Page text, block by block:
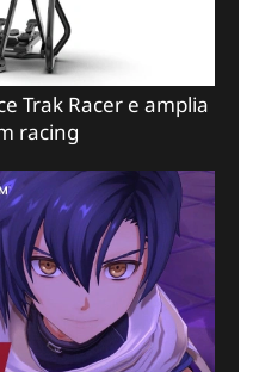
Trak Racer e amplia
racing